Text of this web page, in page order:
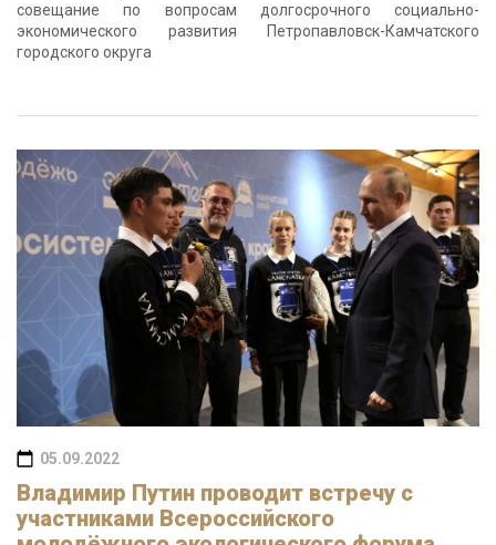
совещание по вопросам долгосрочного социально-
экономического развития Петропавловск-Камчатского
городского округа
05.09.2022
Владимир Путин проводит встречу с
участниками Всероссийского